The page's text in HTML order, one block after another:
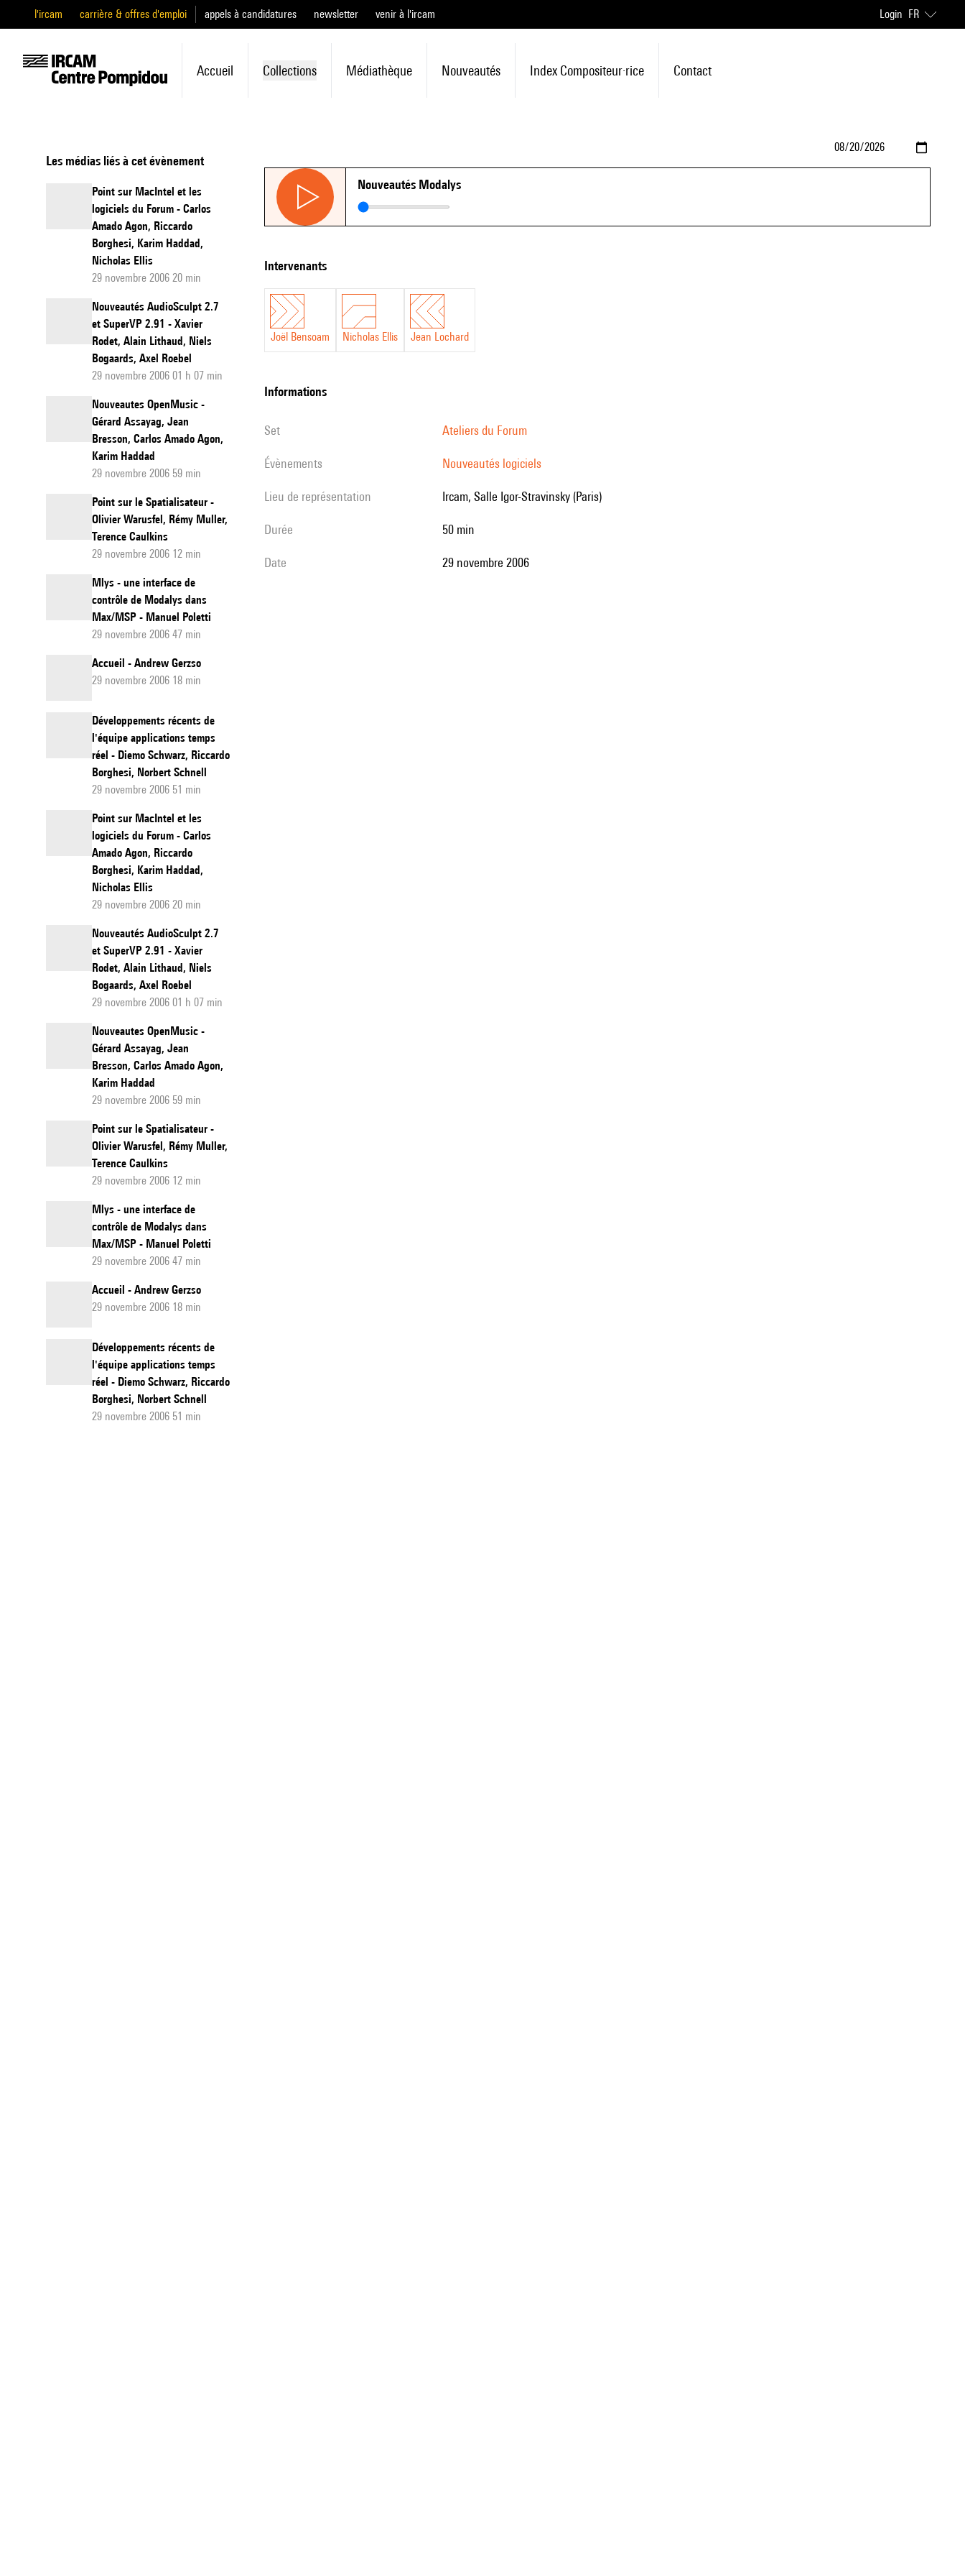
l'ircam carrière & offres d'emploi appels à candidatures newsletter venir à l'ircam Login FR
Accueil Collections Médiathèque Nouveautés Index Compositeur·rice Contact
Les médias liés à cet évènement
Point sur MacIntel et les
logiciels du Forum - Carlos
Amado Agon, Riccardo
Borghesi, Karim Haddad,
Nicholas Ellis
29 novembre 2006 20 min
Nouveautés AudioSculpt 2.7
et SuperVP 2.91 - Xavier
Rodet, Alain Lithaud, Niels
Bogaards, Axel Roebel
29 novembre 2006 01 h 07 min
Nouveautes OpenMusic -
Gérard Assayag, Jean
Bresson, Carlos Amado Agon,
Karim Haddad
29 novembre 2006 59 min
Point sur le Spatialisateur -
Olivier Warusfel, Rémy Muller,
Terence Caulkins
29 novembre 2006 12 min
Mlys - une interface de
contrôle de Modalys dans
Max/MSP - Manuel Poletti
29 novembre 2006 47 min
Accueil - Andrew Gerzso
29 novembre 2006 18 min
Développements récents de
l'équipe applications temps
réel - Diemo Schwarz, Riccardo
Borghesi, Norbert Schnell
29 novembre 2006 51 min
Point sur MacIntel et les
logiciels du Forum - Carlos
Amado Agon, Riccardo
Borghesi, Karim Haddad,
Nicholas Ellis
29 novembre 2006 20 min
Nouveautés AudioSculpt 2.7
et SuperVP 2.91 - Xavier
Rodet, Alain Lithaud, Niels
Bogaards, Axel Roebel
29 novembre 2006 01 h 07 min
Nouveautes OpenMusic -
Gérard Assayag, Jean
Bresson, Carlos Amado Agon,
Karim Haddad
29 novembre 2006 59 min
Point sur le Spatialisateur -
Olivier Warusfel, Rémy Muller,
Terence Caulkins
29 novembre 2006 12 min
Mlys - une interface de
contrôle de Modalys dans
Max/MSP - Manuel Poletti
29 novembre 2006 47 min
Accueil - Andrew Gerzso
29 novembre 2006 18 min
Développements récents de
l'équipe applications temps
réel - Diemo Schwarz, Riccardo
Borghesi, Norbert Schnell
29 novembre 2006 51 min
Nouveautés Modalys
intervenants
Joël Bensoam Nicholas Ellis Jean Lochard
informations
set Ateliers du Forum
évènements Nouveautés logiciels
Lieu de représentation Ircam, Salle Igor-Stravinsky (Paris)
durée 50 min
date 29 novembre 2006